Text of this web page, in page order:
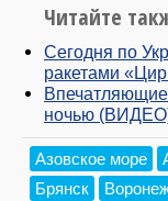
Читайте
Сегодня по
ракетами
Впечатляющие
ночью
Азовское море
Брянск